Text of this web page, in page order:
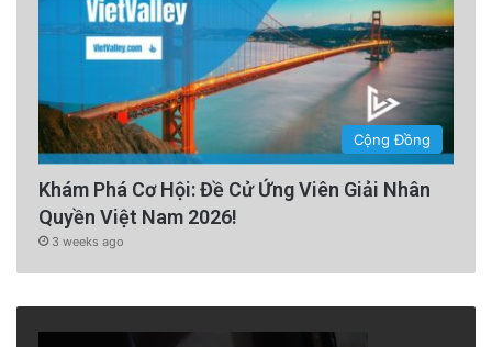
Cộng Đồng
Khám Phá Cơ Hội: Đề Cử Ứng Viên Giải Nhân
Quyền Việt Nam 2026!
3 weeks ago